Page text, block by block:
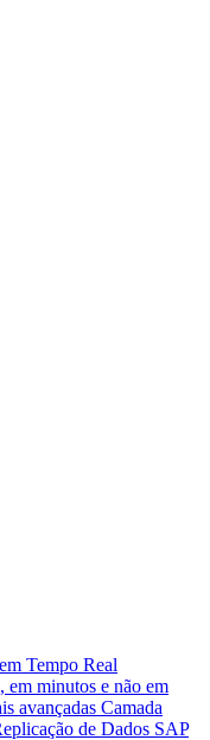
Tempo Real
em minutos e não em
avançadas Camada
de Dados SAP